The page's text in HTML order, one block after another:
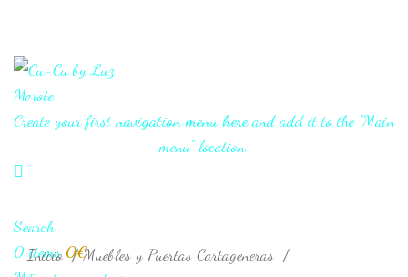
Create your first navigation menu hereand add it to the "Main
menu" location.
Search
0items 0€
Inicio
Muebles y Puertas Cartageneras